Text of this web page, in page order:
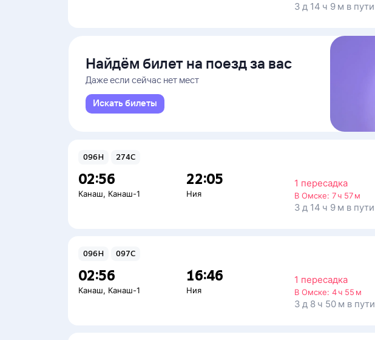
3 д 14 ч 9 м в пути
Найдём билет на поезд за вас
Даже если сейчас нет мест
Искать билеты
096Н 274С
02:56
Канаш, Канаш-1
22:05
Ния
1 пересадка
В Омске: 7 ч 57 м
3 д 14 ч 9 м в пути
096Н 097С
02:56
Канаш, Канаш-1
16:46
Ния
1 пересадка
В Омске: 4 ч 55 м
3 д 8 ч 50 м в пути